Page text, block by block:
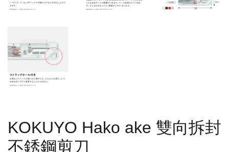
KOKUYO Hako ake 雙向拆封
不銹鋼剪刀